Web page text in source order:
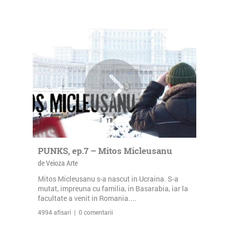
PUNKS, ep.7 – Mitos Micleusanu
de Veioza Arte
Mitos Micleusanu s-a nascut in Ucraina. S-a
mutat, impreuna cu familia, in Basarabia, iar la
facultate a venit in Romania....
4994 afisari | 0 comentarii